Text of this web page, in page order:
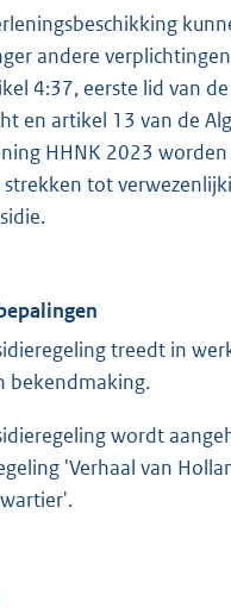
andere
4:37, eerste lid van
en artikel 13 van de
HHNK 2023
strekken tot
treedt in
bekendmaking.
wordt
'Verhaal van